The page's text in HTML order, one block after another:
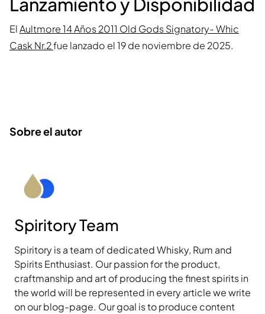
ElAultmore 14 Años 2011 Old Gods Signatory- Whic
Cask Nr.2fue lanzado el 19 de noviembre de 2025.
Sobre el autor
Spiritory Team
Spiritory is a team of dedicated Whisky, Rum and
Spirits Enthusiast. Our passion for the product,
craftmanship and art of producing the finest spirits in
the world will be represented in every article we write
on our blog-page. Our goal is to produce content